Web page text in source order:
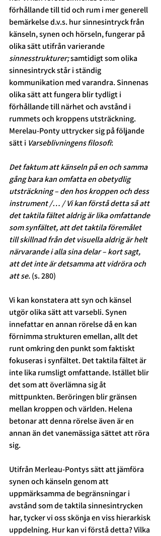
förhållande till tid och rum i mer generell
bemärkelse d.v.s. hur sinnesintryck från
känseln, synen och hörseln, fungerar på
olika sätt utifrån varierande
sinnesstrukturer; samtidigt som olika
sinnesintryck står i ständig
kommunikation med varandra. Sinnenas
olika sätt att fungera blir tydligt i
förhållande till närhet och avstånd i
rummets och kroppens utsträckning.
Merelau-Ponty uttrycker sig på följande
sätt i Varseblivningens filosofi:
Det faktum att känseln på en och samma
gång bara kan omfatta en obetydlig
utsträckning – den hos kroppen och dess
instrument /… / Vi kan förstå detta så att
det taktila fältet aldrig är lika omfattande
som synfältet, att det taktila föremålet
till skillnad från det visuella aldrig är helt
närvarande i alla sina delar – kort sagt,
att det inte är detsamma att vidröra och
att se. (s. 280)
Vi kan konstatera att syn och känsel
utgör olika sätt att varsebli. Synen
innefattar en annan rörelse då en kan
förnimma strukturen emellan, allt det
runt omkring den punkt som faktiskt
fokuseras i synfältet. Det taktila fältet är
inte lika rumsligt omfattande. Istället blir
det som att överlämna sig åt
mittpunkten. Beröringen blir gränsen
mellan kroppen och världen. Helena
betonar att denna rörelse även är en
annan än det vanemässiga sättet att röra
sig.
Utifrån Merleau-Pontys sätt att jämföra
synen och känseln genom att
uppmärksamma de begränsningar i
avstånd som de taktila sinnesintrycken
har, tycker vi oss skönja en viss hierarkisk
uppdelning. Hur kan vi förstå detta? Vilka